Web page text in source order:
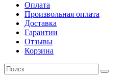
Оплата
Произвольная оплата
Доставка
Гарантии
Отзывы
Корзина